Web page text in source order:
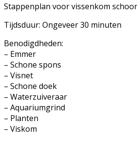
Stappenplan voor vissenkom
Tijdsduur: Ongeveer 30 minuten
Benodigdheden:
– Emmer
– Schone spons
– Visnet
– Schone doek
– Waterzuiveraar
– Aquariumgrind
– Planten
– Viskom